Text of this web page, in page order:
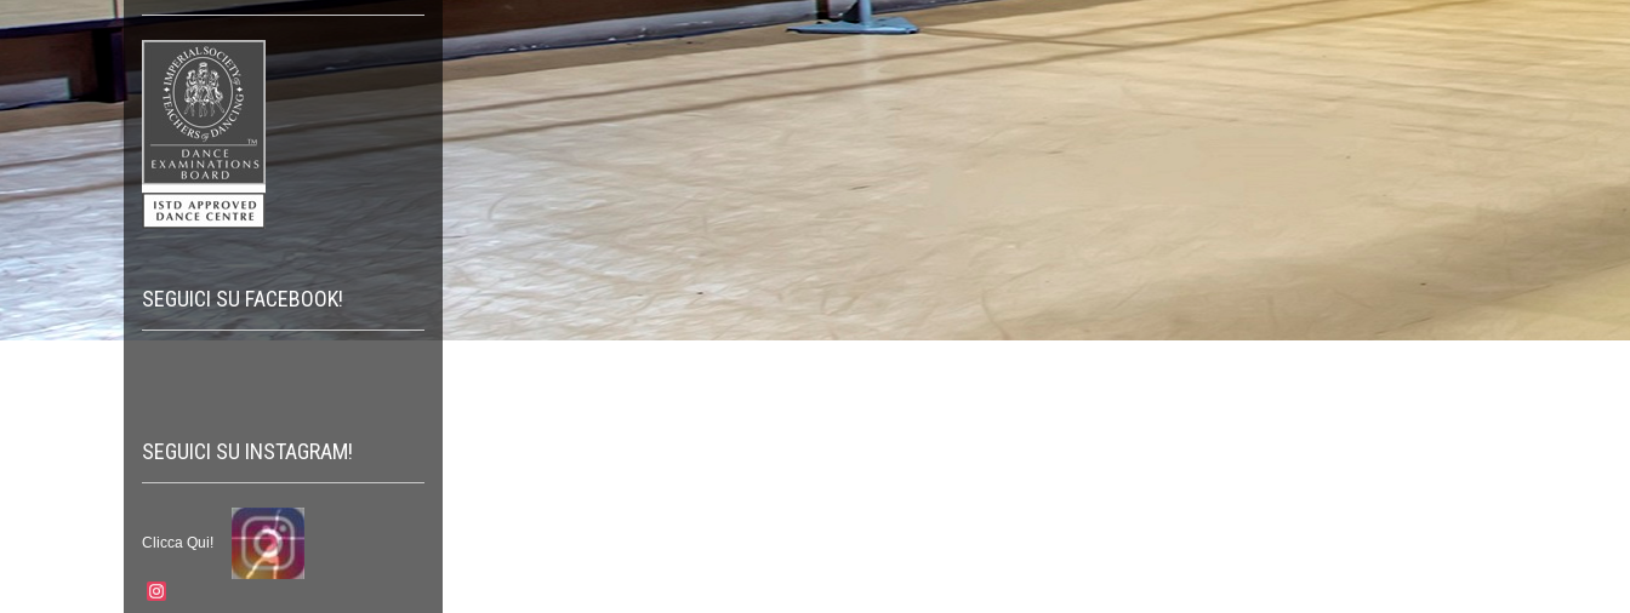
SEGUICI SU FACEBOOK!
SEGUICI SU INSTAGRAM!
Clicca Qui!